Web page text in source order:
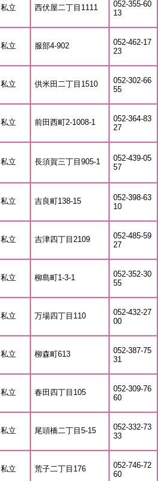
私立 西伏屋二丁目1111
052-355-60
13
私立 服部4-902
052-462-17
23
私立 供米田二丁目1510
052-302-66
55
私立 前田西町2-1008-1
052-364-83
27
私立 長須賀三丁目905-1
052-439-05
57
私立 吉良町138-15
052-398-63
10
私立 吉津四丁目2109
052-485-59
27
私立 柳島町1-3-1
052-352-30
55
私立 万場四丁目110
052-432-27
00
私立 柳森町613
052-387-75
31
私立 春田四丁目105
052-309-76
60
私立 尾頭橋二丁目5-15
052-332-73
33
私立 荒子二丁目176
052-746-72
60